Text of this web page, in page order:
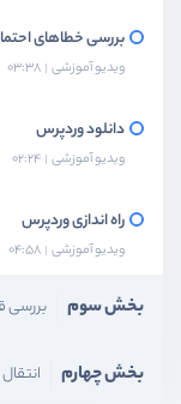
بررسی خطاهای
ویدیو آموزشی 03:38
دانلود وردپرس
ویدیو آموزشی 02:24
راه اندازی وردپرس
ویدیو آموزشی 04:58
بخش سوم بررسی
بخش چهارم